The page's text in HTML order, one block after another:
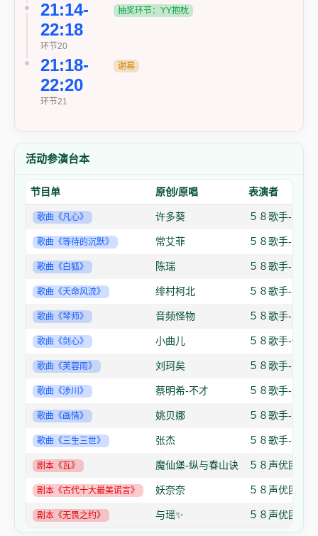
21:14-
22:18
环节20
抽奖环节：YY抱枕
21:18-
22:20
环节21
谢幕
活动参演台本
节目单 原创/原唱 表演者
歌曲《凡心》 许多葵 ５８歌手-画扇
歌曲《等待的沉默》 常艾菲 ５８歌手-恶魔
歌曲《白狐》 陈瑞 ５８歌手-萌安
歌曲《天命风流》 绯村柯北 ５８歌手-可爱
歌曲《琴师》 音频怪物 ５８歌手-萌安
歌曲《剑心》 小曲儿 ５８歌手-修勾
歌曲《芙蓉雨》 刘珂矣 ５８歌手-萌安
歌曲《涉川》 蔡明希-不才 ５８歌手-奶泡
歌曲《画情》 姚贝娜 ５８歌手-奶泡
歌曲《三生三世》 张杰 ５８歌手-恶魔
剧本《瓦》 魔仙堡-纵与春山诀 ５８声优团
剧本《古代十大最美谎言》 妖奈奈 ５８声优团
剧本《无畏之约》 与瑶✨ ５８声优团